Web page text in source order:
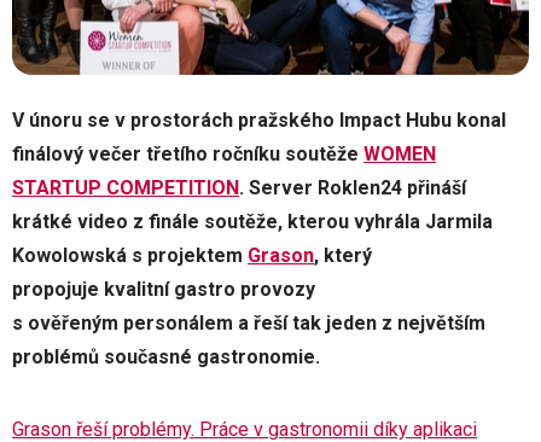
V únoru se v prostorách pražského Impact Hubu konal
finálový večer třetího ročníku soutěže WOMEN
STARTUP COMPETITION. Server Roklen24 přináší
krátké video z finále soutěže, kterou vyhrála Jarmila
Kowolowská s projektem Grason, který
propojuje kvalitní gastro provozy
s ověřeným personálem a řeší tak jeden z největším
problémů současné gastronomie.
Grason řeší problémy. Práce v gastronomii díky aplikaci